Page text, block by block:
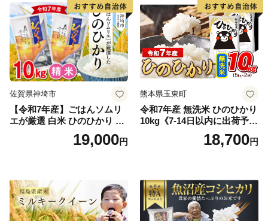
野町産 Elevation
佐賀県神埼市
【令和7年産】ごはんソムリ
エが厳選 白米 ひのひかり 10
米 10kg 5kg×2 ひのひかり ブ
19,000円
熊本県玉東町
令和7年産 無洗米 ひのひかり
10kg《7-14日以内に出荷予定
(土日祝除く)》コメ 米 無洗米
令和7年産 高レビュー｜人気
18,700円